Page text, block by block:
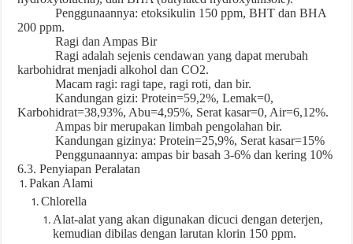
Penggunaannya: etoksikulin 150 ppm, BHT dan BHA
200 ppm.
Ragi dan Ampas Bir
Ragi adalah sejenis cendawan yang dapat merubah
karbohidrat menjadi alkohol dan CO2.
Macam ragi: ragi tape, ragi roti, dan bir.
Kandungan gizi: Protein=59,2%, Lemak=0,
Karbohidrat=38,93%, Abu=4,95%, Serat kasar=0, Air=6,12%.
Ampas bir merupakan limbah pengolahan bir.
Kandungan gizinya: Protein=25,9%, Serat kasar=15%
Penggunaannya: ampas bir basah 3-6% dan kering 10%
6.3. Penyiapan Peralatan
Pakan Alami
Chlorella
Alat-alat yang akan digunakan dicuci dengan deterjen,
kemudian dibilas dengan larutan klorin 150 ppm.